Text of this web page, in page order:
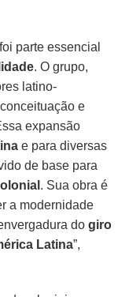
foi parte essencial
. O grupo,
latino-
e
expansão
e para diversas
de base para
. Sua obra é
a modernidade
dogiro
Latina”,